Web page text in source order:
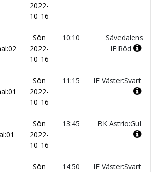
2022-
10-16
Sön
2022-
10-16
10:10
Sävedalens
IF:Röd
Sön
2022-
10-16
11:15 IF Väster:Svart
Sön
2022-
10-16
13:45 BK Astrio:Gul
Sön
14:50 IF Väster:Svart